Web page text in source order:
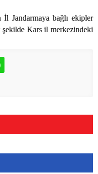
İl Jandarmaya bağlı ekipler
Kars il merkezindeki